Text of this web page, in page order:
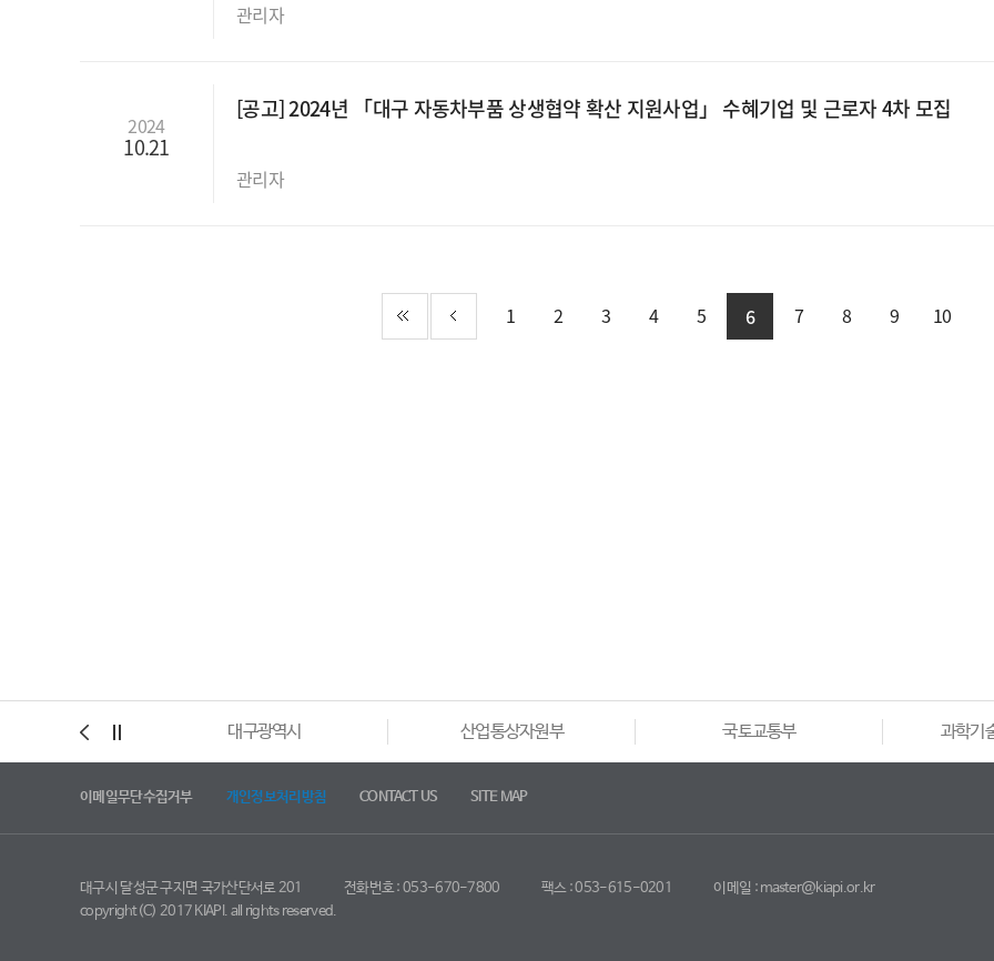
관리자
2024
10.21
[공고] 2024년 「대구 자동차부품 상생협약 확산 지원사업」 수혜기업 및 근로자 4차 모집
관리자
1 2 3 4 5 6 7 8 9 10
대구광역시 산업통상자원부 국토교통부 과학기
이메일무단수집거부 개인정보처리방침 CONTACT US SITE MAP
대구시 달성군 구지면 국가산단서로 201 전화번호 : 053-670-7800 팩스 : 053-615-0201
이메일 : master@kiapi.or.kr
copyright(C) 2017 KIAPI. all rights reserved.